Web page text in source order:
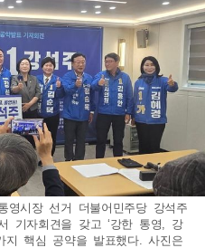
영시장 선거 더불어민주당 강석주
기자회견을 갖고 ‘강한 통영, 강
핵심 공약을 발표했다. 사진은